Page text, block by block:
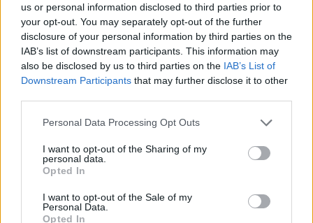
us or personal information disclosed to third parties prior to
your opt-out. You may separately opt-out of the further
disclosure of your personal information by third parties on the
IAB’s list of downstream participants. This information may
also be disclosed by us to third parties on the IAB’s List of
Downstream Participants that may further disclose it to other
Personal Data Processing Opt Outs
I want to opt-out of the Sharing of my
personal data.
Opted In
I want to opt-out of the Sale of my
Personal Data.
Opted In
korlátlan vásárlásokba kezd az olasz
állampapírpiacon - mondta a portugál elnök a
Bloombergnek.
Az EKB-nak előrelátható, korlátlan mennyiségekre
vásárlásokkal operálni, ahogy azt eddig tette. A
vennie Cavaco Silva szerint. Az EKB ilyen jellegű vásárlásai
gátat szabnának a spekulációnak az olasz állampapírok...